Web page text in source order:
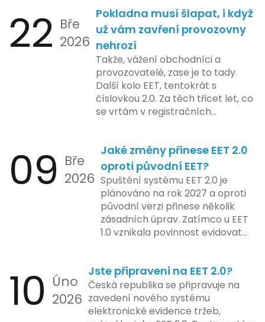
plánovaná na první pololetí
následujícího roku, je zaměřena
na školení a edukaci uživatelů,
včetně přípravy materiálů a
školení pro zaměstnavatele a
účetní firmy. V této fázi dojde
také k oficiálnímu spuštění
systému pro vybrané segmenty
podnikání. Třetí a konečná fáze
integraci systému EET 2.0 do
praxe, s povinností prodejců
zapojit se do nového systému,
včetně zvýšeného dohledu nad
dodržováním pravidel.
České republice. Povinnost uvést
telefonní číslo se týká všech
nově registrovaných domén, a
také může ovlivnit stávající
majitele domén při aktualizaci
jejich údajů.
22 Bře
2026
Pokladna musí šlapat, i když
už vám zavření provozovny
nehrozí
Takže, vážení obchodníci a
provozovatelé, zase je to tady.
Další kolo EET, tentokrát s
číslovkou 2.0. Za těch třicet let, co
se vrtám v registračních
pokladen, co se občas zasekly, až
po ty nejmodernější dotykové
systémy, co umí pomalu i kafe
uvařit. A jedno vím jistě: legislativa
se mění, ale základní pravidlo
zůstává – pokladna musí šlapat
jako hodinky. Jinak jsou problémy.
09 Bře
2026
Jaké změny přinese EET 2.0
oproti původní EET?
Spuštění systému EET 2.0 je
plánováno na rok 2027 a oproti
původní verzi přinese několik
zásadních úprav. Zatímco u EET
1.0 vznikala povinnost evidovat
bezhotovostní transakci – nově
se má tato povinnost odvíjet od
povahy podnikatelské činnosti a
způsobu interakce se
10 Úno
2026
Jste připraveni na EET 2.0?
Česká republika se připravuje na
zavedení nového systému
elektronické evidence tržeb,